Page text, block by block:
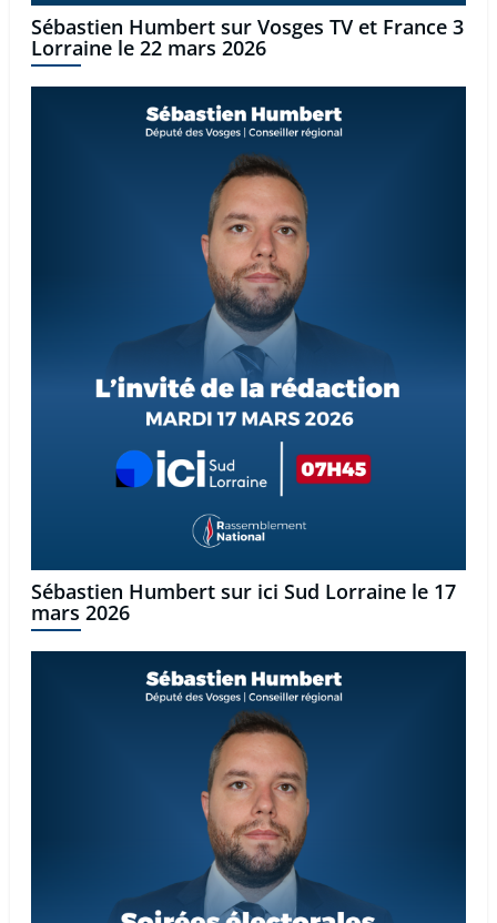
Sébastien Humbert sur Vosges TV et France 3
Lorraine le 22 mars 2026
Sébastien Humbert sur ici Sud Lorraine le 17
mars 2026